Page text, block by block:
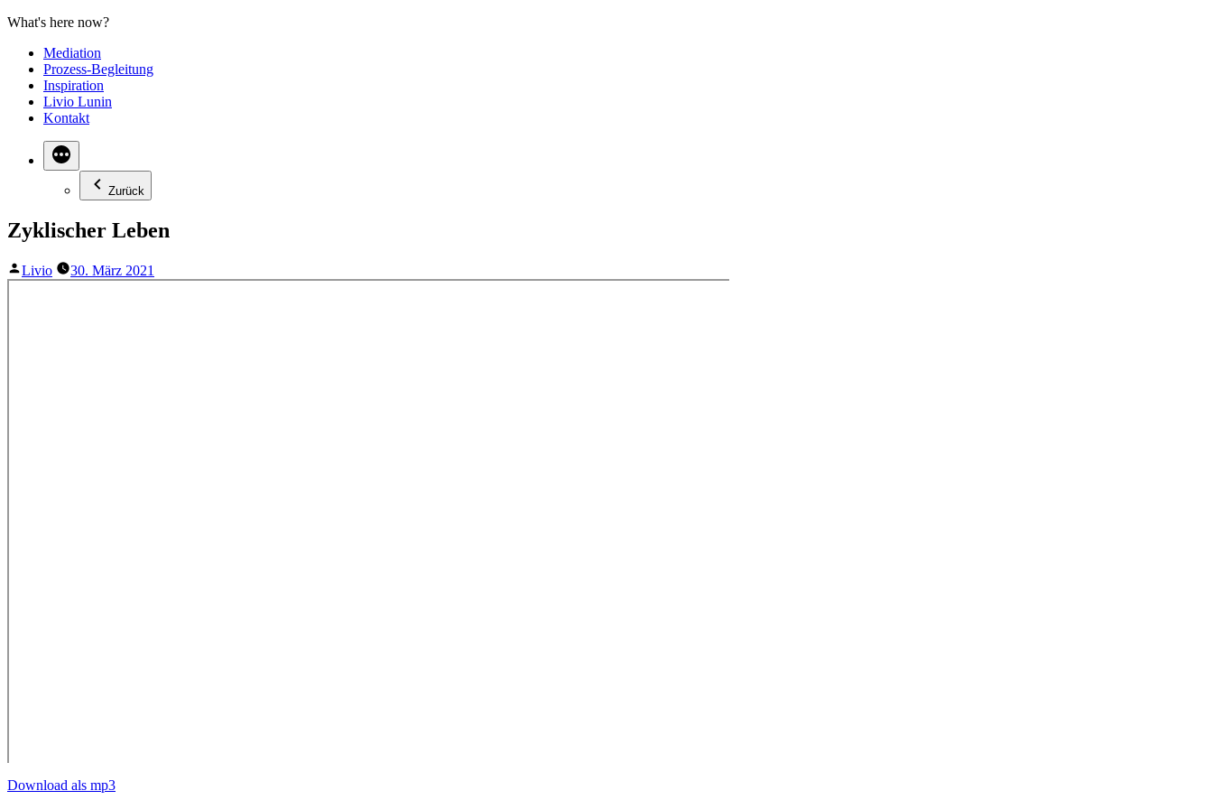
Zum
springenMediation
Prozess-Begleitung
Inspiration
Livio Lunin
Kontakt
Zurück
Zyklischer Leben
Veröffentlicht
von
Livio 30. März 2021
Download als mp3